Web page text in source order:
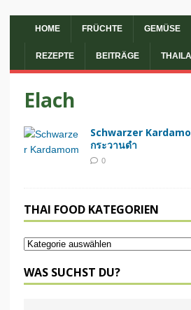
HOME FRÜCHTE GEMÜSE
REZEPTE BEITRÄGE
Elach
Schwarzer
กระวานดำ
0
THAI FOOD KATEGORIEN
WAS SUCHST DU?